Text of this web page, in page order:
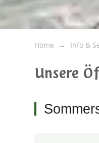
Home Info &
Unsere